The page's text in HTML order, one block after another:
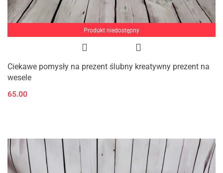
Produkt niedostępny
Ciekawe pomysły na prezent ślubny kreatywny prezent na
wesele
65.00